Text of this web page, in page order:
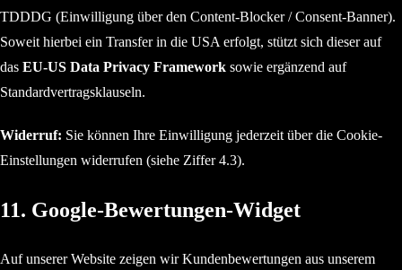
TDDDG (Einwilligung über den Content-Blocker / Consent-Banner).
Soweit hierbei ein Transfer in die USA erfolgt, stützt sich dieser auf
das EU-US Data Privacy Framework sowie ergänzend auf
Standardvertragsklauseln.
Widerruf: Sie können Ihre Einwilligung jederzeit über die Cookie-
Einstellungen widerrufen (siehe Ziffer 4.3).
11. Google-Bewertungen-Widget
Auf unserer Website zeigen wir Kundenbewertungen aus unserem